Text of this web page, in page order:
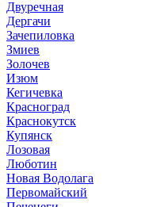
Двуречная
Дергачи
Зачепиловка
Змиев
Золочев
Изюм
Кегичевка
Красноград
Краснокутск
Купянск
Лозовая
Люботин
Новая Водолага
Первомайский